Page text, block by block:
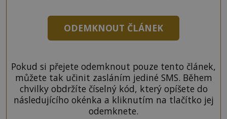
ODEMKNOUT ČLÁNEK
Pokud si přejete odemknout pouze tento článek,
můžete tak učinit zasláním jediné SMS. Během
chvilky obdržíte číselný kód, který opíšete do
následujícího okénka a kliknutím na tlačítko jej
odemknete.